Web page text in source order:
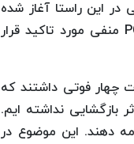
در این راستا آغاز شده
است. همچنین در حوزه حمل و نقل هوایی رعایت و کنترل افراد برای تزریق واکسن PCR منفی مورد تاکید قرار
چهار فوتی داشتند که
بازگشایی نداشته ایم.
دهند. این موضوع در